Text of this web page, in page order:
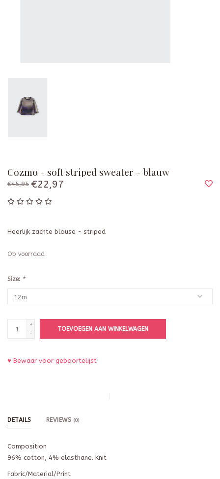
Cozmo - soft striped sweater - blauw
€45,95 €22,97
Heerlijk zachte blouse - striped
Op voorraad
Size: *
+
-
TOEVOEGEN AAN WINKELWAGEN
♥ Bewaar voor geboortelijst
DETAILS REVIEWS (0)
Composition
96% cotton, 4% elasthane. Knit
Fabric/Material/Print